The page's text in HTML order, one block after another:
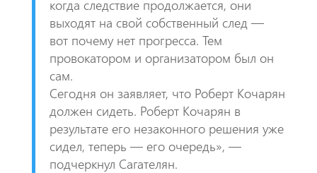
когда следствие продолжается, они
выходят на свой собственный след —
вот почему нет прогресса. Тем
провокатором и организатором был он
сам.
​Сегодня он заявляет, что Роберт Кочарян
должен сидеть. Роберт Кочарян в
результате его незаконного решения уже
сидел, теперь — его очередь», —
подчеркнул Сагателян.